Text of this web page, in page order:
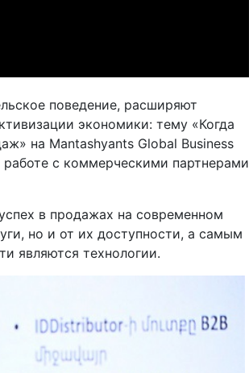
поведение, расширяют
экономики: тему «Когда
на Mantashyants Global Business
с коммерческими партнерами
в продажах на современном
но и от их доступности, а самым
являются технологии.